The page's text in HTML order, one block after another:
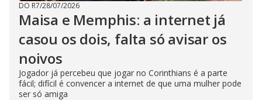
DO R7/28/07/2026
Maisa e Memphis: a internet já
casou os dois, falta só avisar os
noivos
Jogador já percebeu que jogar no Corinthians é a parte
fácil; difícil é convencer a internet de que uma mulher pode
ser só amiga